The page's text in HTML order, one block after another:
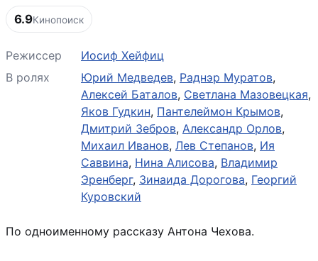
6.9Кинопоиск
Режиссер
Иосиф Хейфиц
В ролях
Юрий Медведев, Раднэр Муратов,
Алексей Баталов, Светлана Мазовецкая,
Яков Гудкин, Пантелеймон Крымов,
Дмитрий Зебров, Александр Орлов,
Михаил Иванов, Лев Степанов, Ия
Саввина, Нина Алисова, Владимир
Эренберг, Зинаида Дорогова, Георгий
Куровский
По одноименному рассказу Антона Чехова.